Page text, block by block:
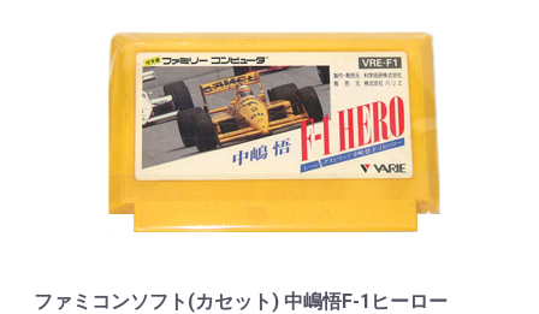
ファミコンソフト(カセット) 中嶋悟F-1ヒーロー